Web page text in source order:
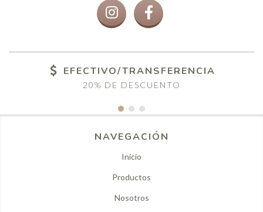
EFECTIVO/TRANSFERENCIA
20% DE DESCUENTO
NAVEGACIÓN
Inicio
Productos
Nosotros